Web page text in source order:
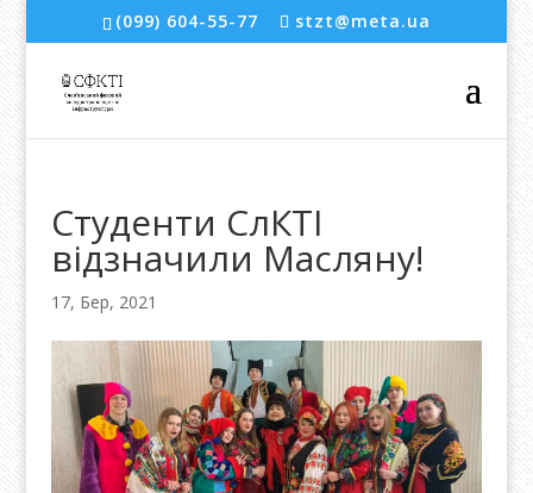
(099) 604-55-77 stzt@meta.ua
Студенти СлКТІ
відзначили Масляну!
17, Бер, 2021